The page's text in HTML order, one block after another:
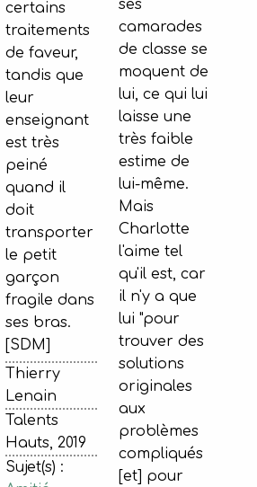
certains
traitements
de faveur,
tandis que
leur
enseignant
est très
peiné
quand il
doit
transporter
le petit
garçon
fragile dans
ses bras.
[SDM]
Thierry
Lenain
Talents
Hauts, 2019
Sujet(s) :
ses
camarades
de classe se
moquent de
lui, ce qui lui
laisse une
très faible
estime de
lui-même.
Mais
Charlotte
l'aime tel
qu'il est, car
il n'y a que
lui "pour
trouver des
solutions
originales
aux
problèmes
compliqués
[et] pour